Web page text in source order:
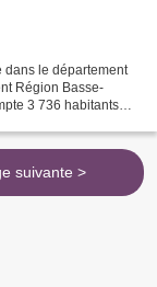
dans le département
Région Basse-
3 736 habitants
suivante >